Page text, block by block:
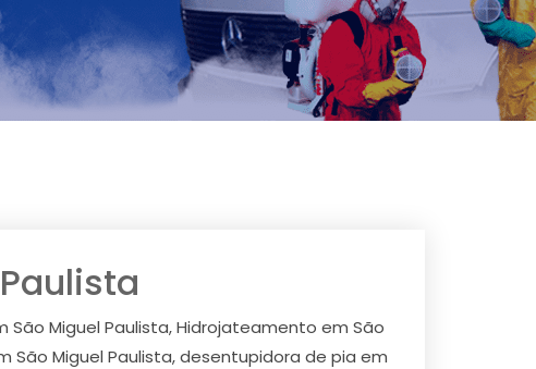
Miguel Paulista, Hidrojateamento em São
São Miguel Paulista, desentupidora de pia em